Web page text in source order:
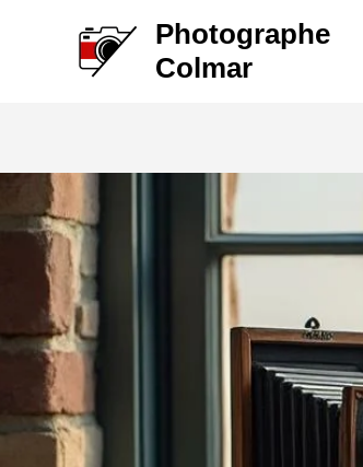
Photographe
Colmar